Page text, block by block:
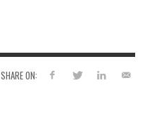
SHARE ON: